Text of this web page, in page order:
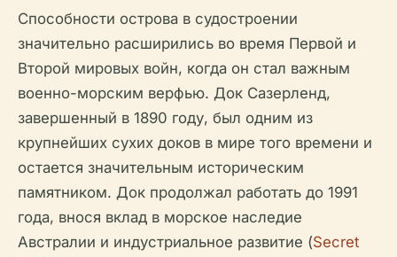
Способности острова в судостроении
значительно расширились во время Первой и
Второй мировых войн, когда он стал важным
военно-морским верфью. Док Сазерленд,
завершенный в 1890 году, был одним из
крупнейших сухих доков в мире того времени и
остается значительным историческим
памятником. Док продолжал работать до 1991
года, внося вклад в морское наследие
Австралии и индустриальное развитие (Secret